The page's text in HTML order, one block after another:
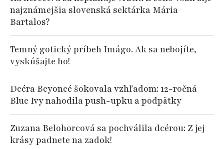
najznámejšia slovenská sektárka Mária
Bartalos?
Temný gotický príbeh Imágo. Ak sa nebojíte,
vyskúšajte ho!
Dcéra Beyoncé šokovala vzhľadom: 12-ročná
Blue Ivy nahodila push-upku a podpätky
Zuzana Belohorcová sa pochválila dcérou: Z jej
krásy padnete na zadok!